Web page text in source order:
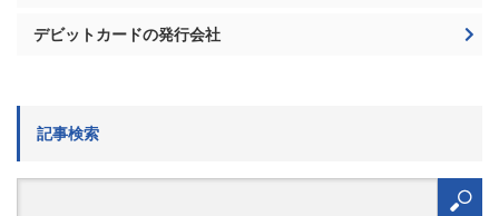
デビットカードの発行会社
記事検索
検